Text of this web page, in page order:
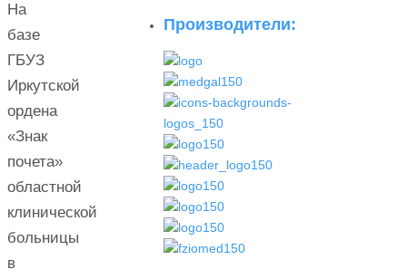
На
базе
ГБУЗ
Иркутской
ордена
«Знак
почета»
областной
клинической
больницы
в
Производители: